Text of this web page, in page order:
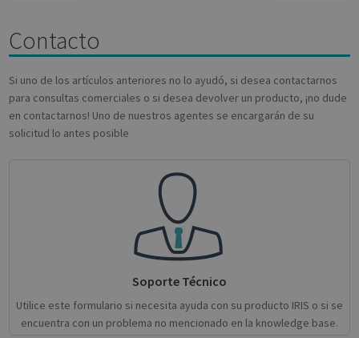
Contacto
Si uno de los artículos anteriores no lo ayudó, si desea contactarnos
para consultas comerciales o si desea devolver un producto, ¡no dude
en contactarnos! Uno de nuestros agentes se encargarán de su
solicitud lo antes posible
Soporte Técnico
Utilice este formulario si necesita ayuda con su producto IRIS o si se
encuentra con un problema no mencionado en la knowledge base.
VISITOR_PRIVACY_METADATA
CookieScriptConsent 1 month